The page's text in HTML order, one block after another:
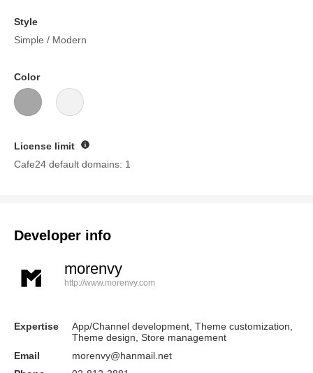
Style
Simple / Modern
Color
License limit
Cafe24 default domains: 1
Developer info
morenvy
http://www.morenvy.com
Expertise
App/Channel development, Theme customization,
Theme design, Store management
Email
morenvy@hanmail.net